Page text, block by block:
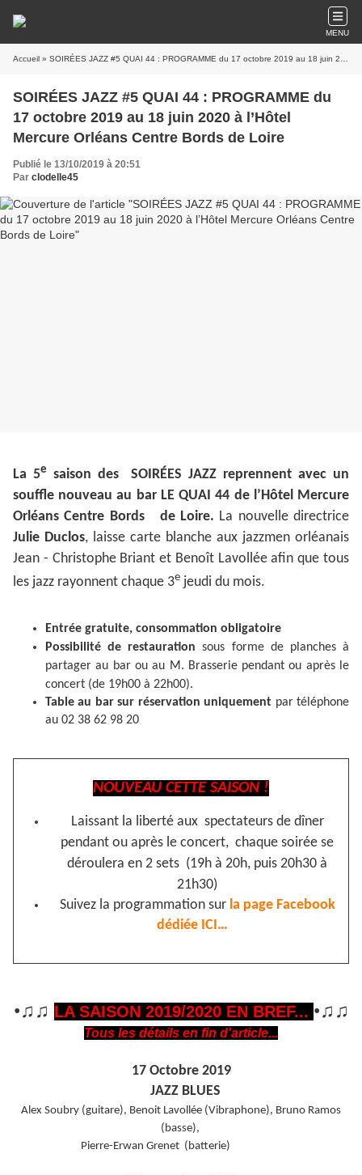
MENU
Accueil » SOIRÉES JAZZ #5 QUAI 44 : PROGRAMME du 17 octobre 2019 au 18 juin 2020 à l’Hôtel Mercure Orléans Centre Bords de Loire
SOIRÉES JAZZ #5 QUAI 44 : PROGRAMME du
17 octobre 2019 au 18 juin 2020 à l’Hôtel
Mercure Orléans Centre Bords de Loire
Publié le 13/10/2019 à 20:51
Par clodelle45
La 5e saison des SOIRÉES JAZZ reprennent avec un
souffle nouveau au bar LE QUAI 44 de l’Hôtel Mercure
Orléans Centre Bords de Loire. La nouvelle directrice
Julie Duclos, laisse carte blanche aux jazzmen orléanais
Jean - Christophe Briant et Benoît Lavollée afin que tous
les jazz rayonnent chaque 3e jeudi du mois.
Entrée gratuite, consommation obligatoire
Possibilité de restauration sous forme de planches à
partager au bar ou au M. Brasserie pendant ou après le
concert (de 19h00 à 22h00).
Table au bar sur réservation uniquement par téléphone
au 02 38 62 98 20
NOUVEAU CETTE SAISON !
Laissant la liberté aux spectateurs de dîner
pendant ou après le concert, chaque soirée se
déroulera en 2 sets (19h à 20h, puis 20h30 à
21h30)
Suivez la programmation sur la page Facebook
dédiée ICI…
•♫♫ LA SAISON 2019/2020 EN BREF... •♫♫
Tous les détails en fin d'article...
17 Octobre 2019
JAZZ BLUES
Alex Soubry (guitare), Benoit Lavollée (Vibraphone), Bruno Ramos
(basse),
Pierre-Erwan Grenet (batterie)